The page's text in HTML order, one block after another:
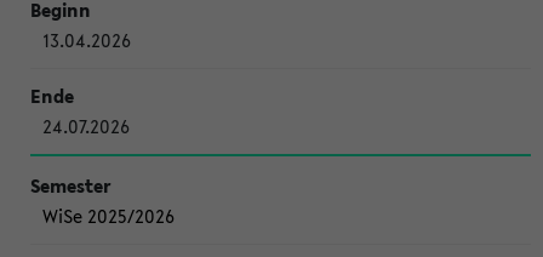
13.04.2026
24.07.2026
WiSe 2025/2026